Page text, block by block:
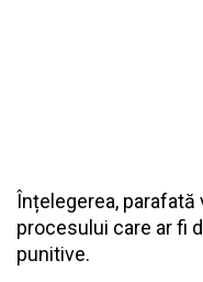
Înțelegerea, parafată
procesului care ar fi
punitive.